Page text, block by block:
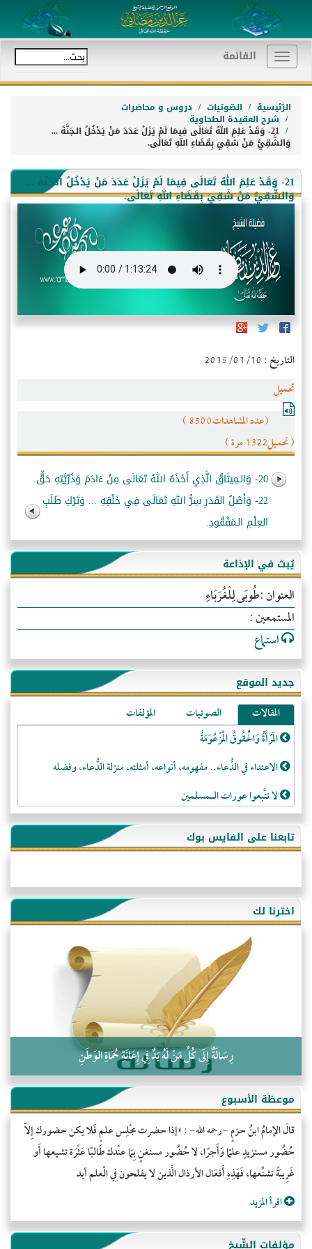
Toggle
navigation
القائمة
الرّئيسية الصّوتيات دروس و محاضرات
شرح العقيدة الطحاوية
21- وَقَدْ عَلِمَ اللهُ تَعَالَى فِيمَا لَمْ يَزَلْ عَدَدَ مَنْ يَدْخُلُ الـجَنَّةَ ...
وَالشَّقِيُّ مَنْ شَقِيَ بِقَضَاءِ اللهِ تَعَالَى.
21- وَقَدْ عَلِمَ اللهُ تَعَالَى فِيمَا لَمْ يَزَلْ عَدَدَ مَنْ يَدْخُلُ الـجَنَّةَ ...
وَالشَّقِيُّ مَنْ شَقِيَ بِقَضَاءِ اللهِ تَعَالَى.
التاريخ : 2015/01/10
تحميل
(عدد المشاهدات8500 )
( تحميل1322 مرة )
20- وَالـمِيثَاقُ الَّذِي أَخَذَهُ اللهُ تَعَالَى مِنْ ءَادَمَ وَذُرِّيَّتِهِ حَقٌّ.
22- وَأَصْلُ القَدَرِ سِرُّ اللهِ تَعَالَى فِي خَلْقِهِ ... وَتَرْكِ طَلَبِ
العِلْمِ الـمَفْقُودِ.
يُبث في الإذاعة
العنوان :طُوبَى لِلْغُرَبَاءِ
المستمعين :
استماع
جديد الموقع
المقالات الصوتيات
المؤلفات
المَرْأَةُ وَالْحُقُوقُ الْمَزْعُوَمَةُ
الاعتداء في الدُّعاء.. مفهومه، أنواعه، أمثلته، منزلة الدُّعاء، وفضله
لا تتَّبعوا عورات الـمسلمين
فقه النَّصيحة عند الصَّحابة الكرام رضي الله عنهم
لَا عِزَّةَ إِلَّا بِالإِسْلَامِ
هذه سبيلنا فماذا تنقمون؟!
أُسُـسُ بَـيْـتِ الـمُسْـلِمِ
التَّعْلِيمُ القُرْآنِي
كلمة إلى إخواني السلفيين في الجزائر
تابعنا على الفايس بوك
اخترنا لك
رِسَالَةٌ إِلَى كُلِّ مَنْ لَهُ يَدٌ فِي إِعَانَةِ حُمَاةِ الوَطَنِ
موعظة الأسبوع
قالَ الإمامُ ابنُ حزمٍ -رحمه الله- : «إذا حضرت مجْلِس علمٍ فَلا يكن حضورك إِلاّ
حُضُور مستزيدٍ علمًا وَأَجرًا، لا حُضُور مستغنٍ بِمَا عنْدك طَالبًا عَثْرَة تشيعها أَو
غَرِيبَةً تشنِّعها، فَهَذِهِ أَفعَال الأرذال الَّذين لا يفلحون فِي الْعلم أبد
اقرأ المزيد
مؤلفات الشّيخ